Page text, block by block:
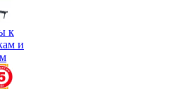
к
и